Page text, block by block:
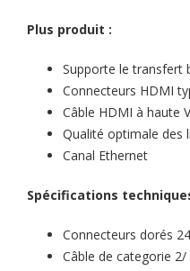
Plus produit :
Supporte le transfert
Connecteurs HDMI
Câble HDMI à haute
Qualité optimale des
Canal Ethernet
Spécifications
Connecteurs dorés
Câble de categorie 2/